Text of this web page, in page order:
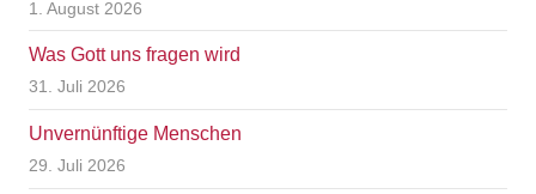
1. August 2026
Was Gott uns fragen wird
31. Juli 2026
Unvernünftige Menschen
29. Juli 2026